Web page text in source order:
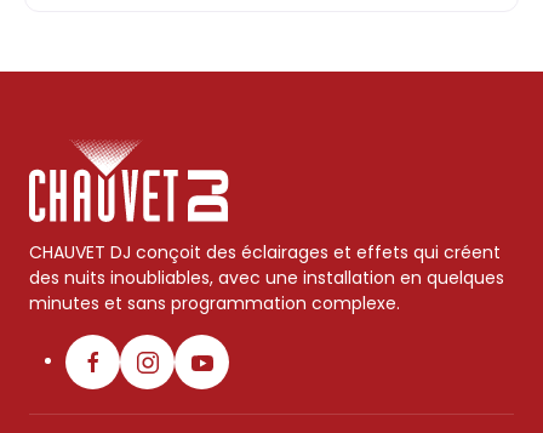
CHAUVET DJ conçoit des éclairages et effets qui créent
des nuits inoubliables, avec une installation en quelques
minutes et sans programmation complexe.